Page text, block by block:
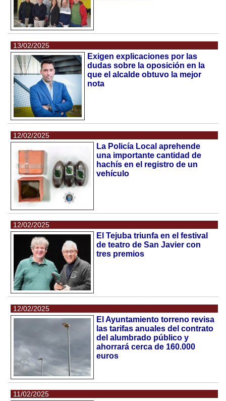
13/02/2025
Exigen explicaciones por las
dudas sobre la oposición en la
que el alcalde obtuvo la mejor
nota
12/02/2025
La Policía Local aprehende
una importante cantidad de
hachís en el registro de un
vehículo
12/02/2025
El Tejuba triunfa en el festival
de teatro de San Javier con
tres premios
12/02/2025
El Ayuntamiento torreno revisa
las tarifas anuales del contrato
del alumbrado público y
ahorrará cerca de 160.000
euros
11/02/2025